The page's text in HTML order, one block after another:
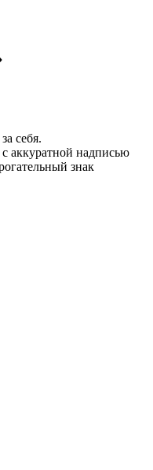
себя.
с аккуратной надписью
знак